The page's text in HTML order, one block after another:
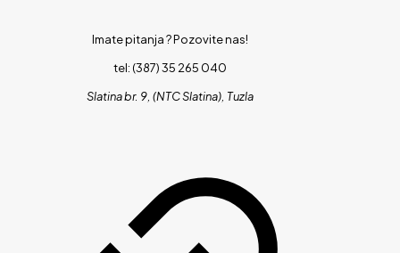
Imate pitanja ?Pozovite nas!
tel: (387) 35 265 040
Slatina br. 9, (NTC Slatina), Tuzla